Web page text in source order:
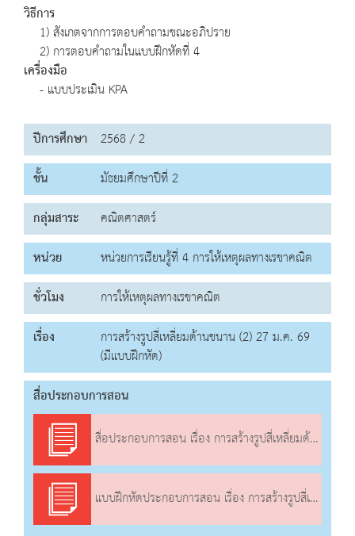
วิธีการ
1) สังเกตจากการตอบคำถามขณะอภิปราย
2) การตอบคำถามในแบบฝึกหัดที่ 4
เครื่องมือ
- แบบประเมิน KPA
ปีการศึกษา 2568 / 2
ชั้น
มัธยมศึกษาปีที่ 2
กลุ่มสาระ
คณิตศาสตร์
หน่วย
หน่วยการเรียนรู้ที่ 4 การให้เหตุผลทางเรขาคณิต
ชั่วโมง
การให้เหตุผลทางเรขาคณิต
เรื่อง
การสร้างรูปสี่เหลี่ยมด้านขนาน (2) 27 ม.ค. 69
(มีแบบฝึกหัด)
สื่อประกอบการสอน
สื่อประกอบการสอน เรื่อง การสร้างรูปสี่เหลี่ยมด้านขนาน (2)
แบบฝึกหัดประกอบการสอน เรื่อง การสร้างรูปสี่เหลี่ยมด้านขนาน (2)